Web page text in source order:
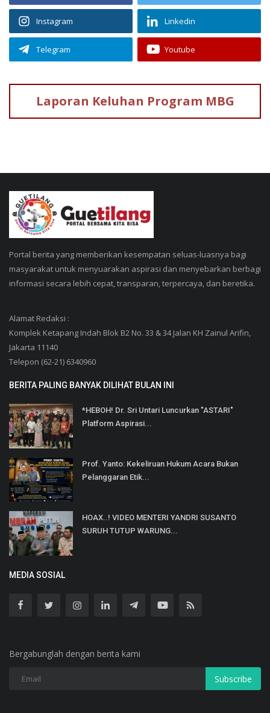
Instagram Linkedin
Telegram Youtube
Laporan Keluhan Program MBG
Portal berita yang memberikan kesempatan seluas-luasnya bagi
masyarakat untuk menyuarakan aspirasi dan menyebarkan berbagi
informasi secara lebih cepat, transparan, terpercaya, dan beretika.
Alamat Redaksi :
Komplek Ketapang Indah Blok B2 No. 33 & 34 Jalan KH Zainul Arifin,
Jakarta 11140
Telepon (62-21) 6340960
BERITA PALING BANYAK DILIHAT BULAN INI
*HEBOH! Dr. Sri Untari Luncurkan "ASTARI"
Platform Aspirasi...
Prof. Yanto: Kekeliruan Hukum Acara Bukan
Pelanggaran Etik...
HOAX..! VIDEO MENTERI YANDRI SUSANTO
SURUH TUTUP WARUNG...
MEDIA SOSIAL
Bergabunglah dengan berita kami
Subscribe